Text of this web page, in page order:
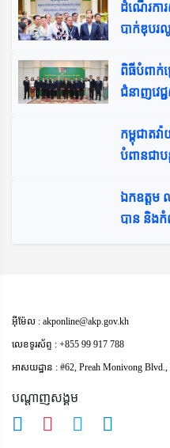
ដំណើរកា
បាក់ឌុបរ
ពិធីបំពាក់
ជំនាញវេជ្
កម្ពុជាតវ៉
បំពានជាប
ឯកឧត្ដម
បាន និងកំ
អុីម៉ែល : akponline@akp.gov.kh
លេខទូរស័ព្ទ : +855 99 917 788
អាសយដ្ឋាន : ​#62, Preah Monivong Blvd.,
បណ្តាញសង្គម